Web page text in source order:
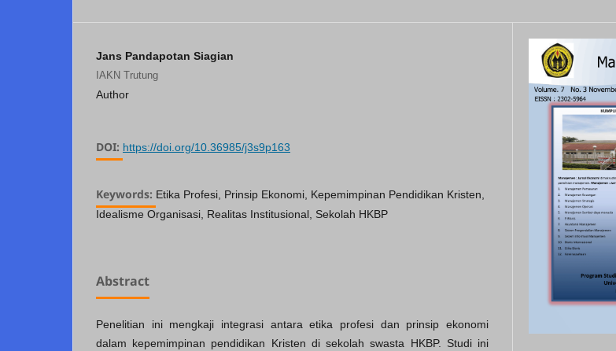
Jans Pandapotan Siagian
IAKN Trutung
Author
DOI: https://doi.org/10.36985/j3s9p163
Keywords: Etika Profesi, Prinsip Ekonomi, Kepemimpinan Pendidikan Kristen,
Idealisme Organisasi, Realitas Institusional, Sekolah HKBP
Abstract
Penelitian ini mengkaji integrasi antara etika profesi dan prinsip ekonomi
dalam kepemimpinan pendidikan Kristen di sekolah swasta HKBP. Studi ini